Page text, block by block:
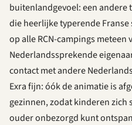
buitenlandgevoel: een andere
die heerlijke typerende
op alle RCN-campings
Nederlandssprekende
contact met andere
Exra fijn: óók de animatie is
gezinnen, zodat kinderen zich
ouder onbezorgd kunt